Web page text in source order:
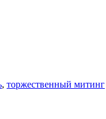
, торжественный митинг